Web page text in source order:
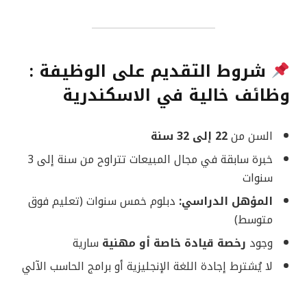
شروط التقديم على الوظيفة :
وظائف خالية في الاسكندرية
السن من22 إلى 32 سنة
خبرة سابقة في مجال المبيعات تتراوح من سنة إلى 3
سنوات
المؤهل الدراسي: دبلوم خمس سنوات (تعليم فوق
متوسط)
وجود رخصة قيادة خاصة أو مهنية سارية
لا يُشترط إجادة اللغة الإنجليزية أو برامج الحاسب الآلي